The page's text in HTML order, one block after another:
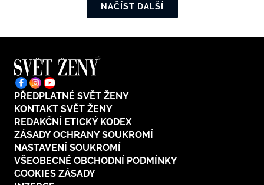
NAČÍST DALŠÍ
PŘEDPLATNÉ SVĚT ŽENY
KONTAKT SVĚT ŽENY
REDAKČNÍ ETICKÝ KODEX
ZÁSADY OCHRANY SOUKROMÍ
NASTAVENÍ SOUKROMÍ
VŠEOBECNÉ OBCHODNÍ PODMÍNKY
COOKIES ZÁSADY